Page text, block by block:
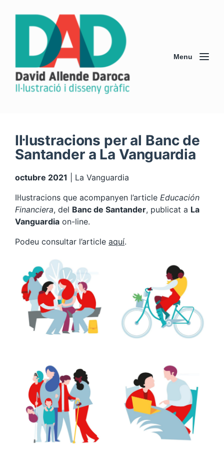
Menu
Il·lustracions per al Banc de
Santander a La Vanguardia
octubre 2021 | La Vanguardia
Il·lustracions que acompanyen l’article Educación
Financiera, del Banc de Santander, publicat a La
Vanguardia on-line.
Podeu consultar l’article aquí.